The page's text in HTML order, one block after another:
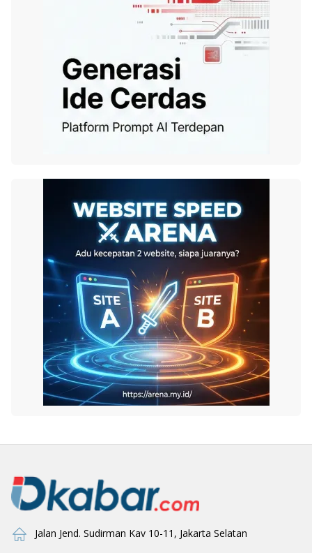
Jalan Jend. Sudirman Kav 10-11, Jakarta Selatan